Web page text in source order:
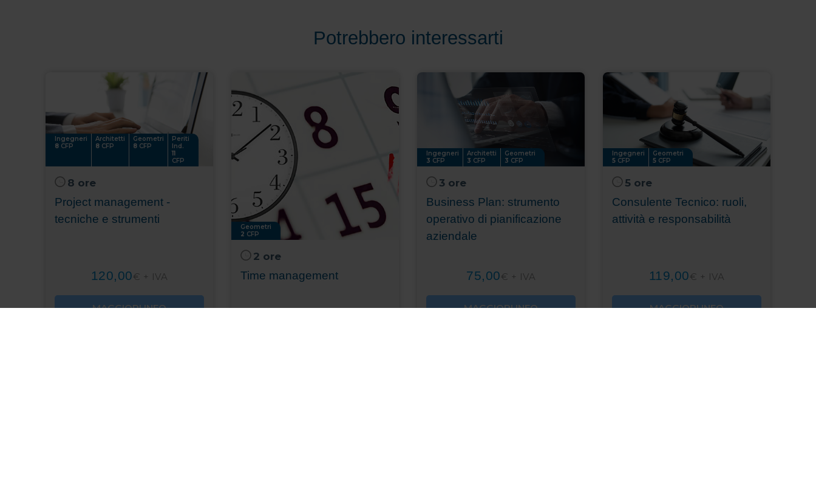
Potrebbero interessarti
Ingegneri
8 CFP
Architetti
8 CFP
Geometri
8 CFP
Periti
Ind.
11
CFP
8 ore
Project management -
tecniche e strumenti
120,00€ + IVA
MAGGIORI INFO
Geometri
2 CFP
2 ore
Time management
Ingegneri
3 CFP
Architetti
3 CFP
Geometri
3 CFP
3 ore
Business Plan: strumento
operativo di pianificazione
aziendale
75,00€ + IVA
MAGGIORI INFO
Ingegneri
5 CFP
Geometri
5 CFP
5 ore
Consulente Tecnico: ruoli,
attività e responsabilità
119,00€ + IVA
MAGGIORI INFO